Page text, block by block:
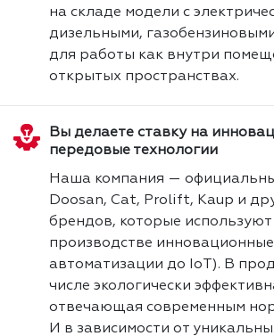
на складе модели с
дизельными,
для работы как внутри
открытых пространствах.
Вы делаете ставку на
передовые технологии
Наша компания —
Doosan, Cat, Prolift, Kaup и
брендов, которые используют
производстве
автоматизации до IoT). В
числе экологически
отвечающая современным
И в зависимости от